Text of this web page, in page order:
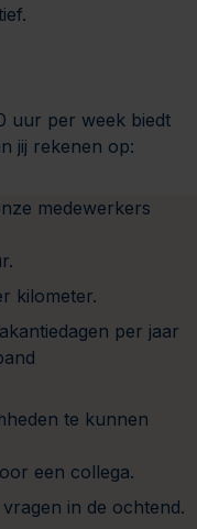
uur per week biedt
jij rekenen op:
medewerkers
kilometer.
per jaar
te kunnen
een collega.
in de ochtend.